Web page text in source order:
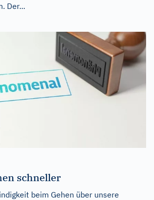
Der...
schneller
beim Gehen über unsere